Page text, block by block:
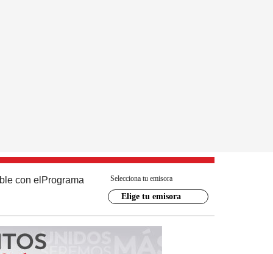
con el Programa Selecciona tu emisora
Elige tu emisora